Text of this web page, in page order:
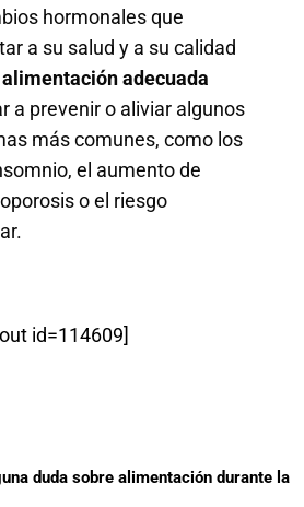
hormonales que
a su salud y a su calidad
alimentación adecuada
a prevenir o aliviar algunos
más comunes, como los
el aumento de
o el riesgo
id=114609]
duda sobre alimentación durante la